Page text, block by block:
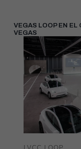
VEGAS LOOP EN EL
VEGAS